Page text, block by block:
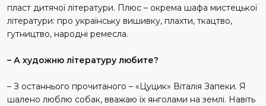
пласт дитячої літератури. Плюс – окрема шафа мистецької
літератури: про українську вишивку, плахти, ткацтво,
гутництво, народні ремесла.
– А художню літературу любите?
– З останнього прочитаного – «Цуцик» Віталія Запеки. Я
шалено люблю собак, вважаю їх янголами на землі. Навіть